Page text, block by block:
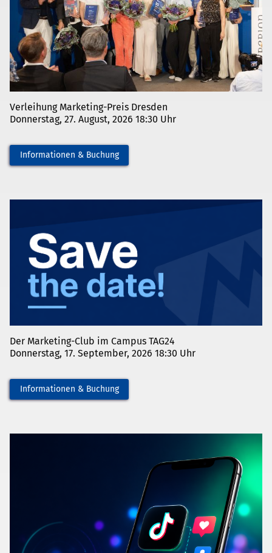
Verleihung Marketing-Preis Dresden
Donnerstag, 27. August, 2026 18:30 Uhr
Informationen & Buchung
Der Marketing-Club im Campus TAG24
Donnerstag, 17. September, 2026 18:30 Uhr
Informationen & Buchung